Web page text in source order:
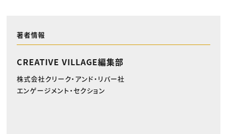
著者情報
CREATIVE VILLAGE編集部
株式会社クリーク・アンド・リバー社
エンゲージメント・セクション